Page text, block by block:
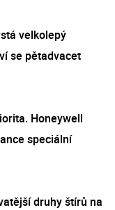
velkolepý
se pětadvacet
Honeywell
speciální
druhy štírů na